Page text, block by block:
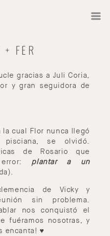
FER
gracias a Juli Coria,
y gran seguidora de
la cual Flor nunca llegó
pisciana, se olvidó.
de Rosario que
error: plantar a un
de Vicky y
sin problema.
nos conquistó el
fuéramos nosotras, y
encanta! ♥